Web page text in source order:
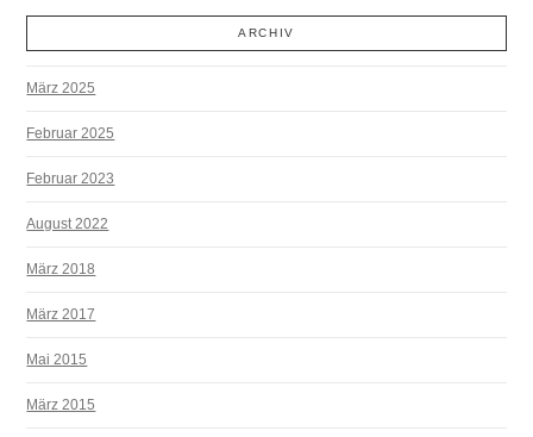
ARCHIV
März 2025
Februar 2025
Februar 2023
August 2022
März 2018
März 2017
Mai 2015
März 2015